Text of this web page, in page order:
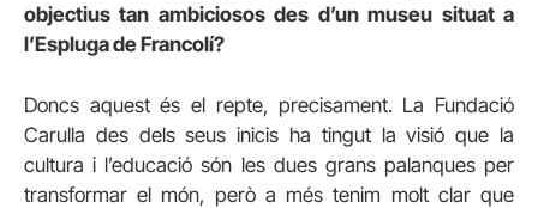
objectius tan ambiciosos des d’un museu situat a
l’Espluga de Francolí?
Doncs aquest és el repte, precisament. La Fundació
Carulla des dels seus inicis ha tingut la visió que la
cultura i l’educació són les dues grans palanques per
transformar el món, però a més tenim molt clar que